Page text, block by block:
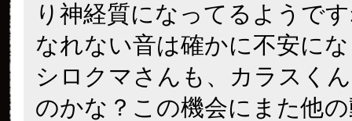
り神経質になってるようで
なれない音は確かに不安に
シロクマさんも、カラスく
のかな？この機会にまた他